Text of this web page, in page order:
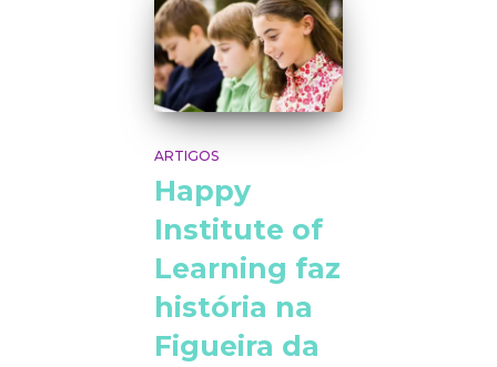
ARTIGOS
Happy
Institute of
Learning faz
história na
Figueira da